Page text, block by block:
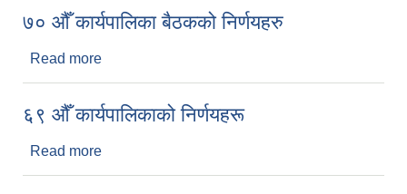
७० औँ कार्यपालिका बैठकको निर्णयहरु
Read more
६९ औँ कार्यपालिकाको निर्णयहरू
Read more